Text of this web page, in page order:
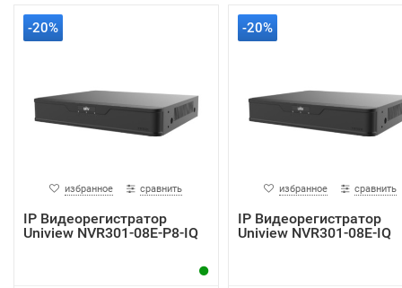
-20%
избранное сравнить
IP Видеорегистратор
Uniview NVR301-08E-P8-IQ
-20%
избранное сравнить
IP Видеорегистратор
Uniview NVR301-08E-IQ